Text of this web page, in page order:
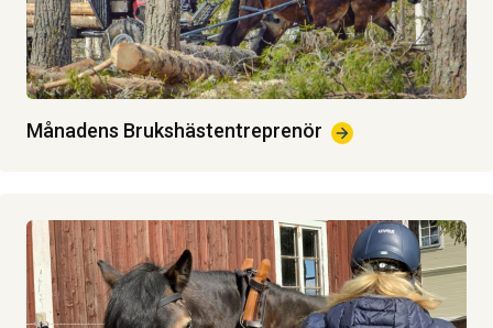
Månadens Brukshästentreprenör